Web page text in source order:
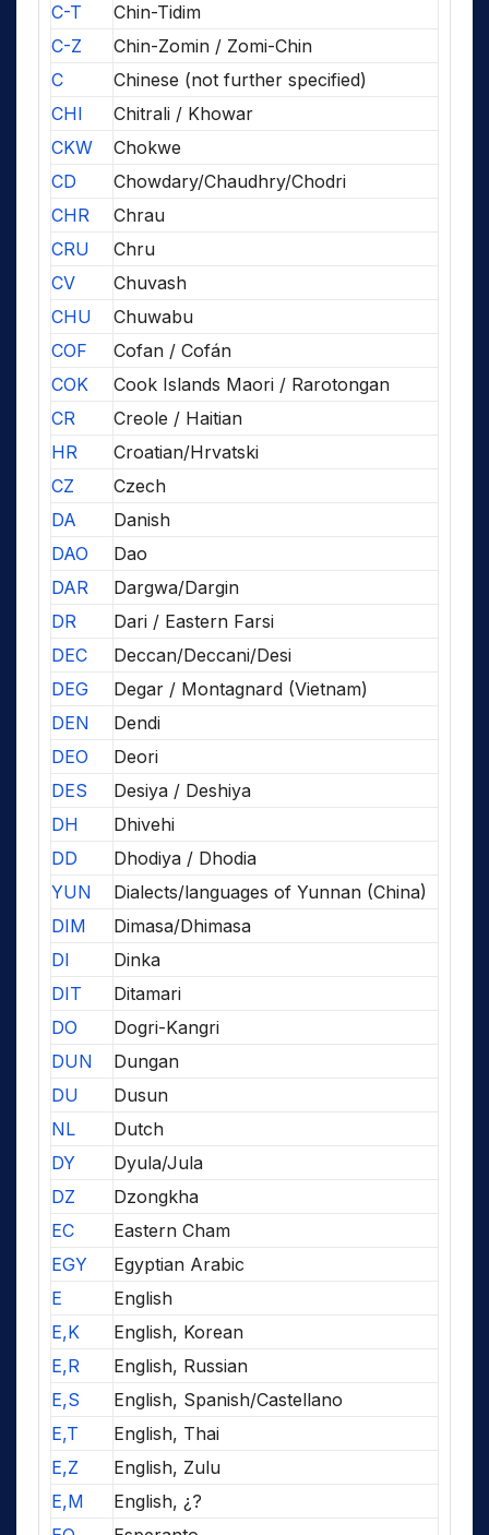
C-T
Chin-Tidim
C-Z
Chin-Zomin / Zomi-Chin
C
Chinese (not further specified)
CHI
Chitrali / Khowar
CKW
Chokwe
CD
Chowdary/Chaudhry/Chodri
CHR
Chrau
CRU
Chru
CV
Chuvash
CHU
Chuwabu
COF
Cofan / Cofán
COK
Cook Islands Maori / Rarotongan
CR
Creole / Haitian
HR
Croatian/Hrvatski
CZ
Czech
DA
Danish
DAO
Dao
DAR
Dargwa/Dargin
DR
Dari / Eastern Farsi
DEC
Deccan/Deccani/Desi
DEG
Degar / Montagnard (Vietnam)
DEN
Dendi
DEO
Deori
DES
Desiya / Deshiya
DH
Dhivehi
DD
Dhodiya / Dhodia
YUN
Dialects/languages of Yunnan (China)
DIM
Dimasa/Dhimasa
DI
Dinka
DIT
Ditamari
DO
Dogri-Kangri
DUN
Dungan
DU
Dusun
NL
Dutch
DY
Dyula/Jula
DZ
Dzongkha
EC
Eastern Cham
EGY
Egyptian Arabic
E
English
E,K
English, Korean
E,R
English, Russian
E,S
English, Spanish/Castellano
E,T
English, Thai
E,Z
English, Zulu
E,M
English, ¿?